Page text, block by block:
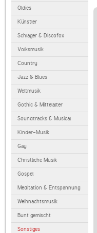
Oldies
Künstler
Schlager & Discofox
Volksmusik
Country
Jazz & Blues
Weltmusik
Gothic & Mittelalter
Soundtracks & Musical
Kinder-Musik
Gay
Christliche Musik
Gospel
Meditation & Entspannung
Weihnachtsmusik
Bunt gemischt
Sonstiges